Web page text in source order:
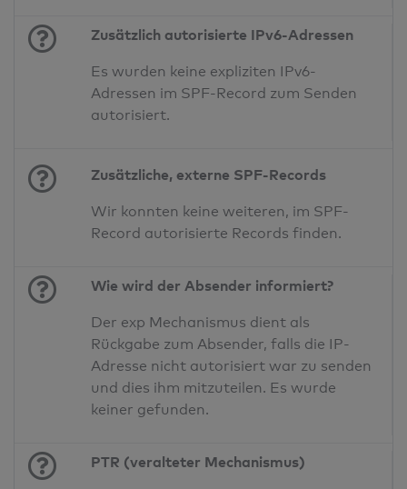
Zusätzlich autorisierte IPv6-Adressen
Es wurden keine expliziten IPv6-
Adressen im SPF-Record zum Senden
autorisiert.
Zusätzliche, externe SPF-Records
Wir konnten keine weiteren, im SPF-
Record autorisierte Records finden.
Wie wird der Absender informiert?
Der exp Mechanismus dient als
Rückgabe zum Absender, falls die IP-
Adresse nicht autorisiert war zu senden
und dies ihm mitzuteilen. Es wurde
keiner gefunden.
PTR (veralteter Mechanismus)